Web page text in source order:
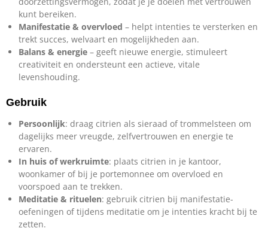
kunt bereiken.
Manifestatie & overvloed – helpt intenties te versterken en
trekt succes, welvaart en mogelijkheden aan.
Balans & energie – geeft nieuwe energie, stimuleert
creativiteit en ondersteunt een actieve, vitale
levenshouding.
Gebruik
Persoonlijk: draag citrien als sieraad of trommelsteen om
dagelijks meer vreugde, zelfvertrouwen en energie te
ervaren.
In huis of werkruimte: plaats citrien in je kantoor,
woonkamer of bij je portemonnee om overvloed en
voorspoed aan te trekken.
Meditatie & rituelen: gebruik citrien bij manifestatie-
oefeningen of tijdens meditatie om je intenties kracht bij te
zetten.